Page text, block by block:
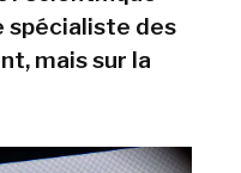
spécialiste des
mais sur la